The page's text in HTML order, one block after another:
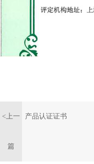
<上一
篇
产品认证证书